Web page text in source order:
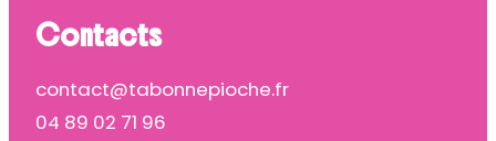
Contacts
contact@tabonnepioche.fr
04 89 02 71 96